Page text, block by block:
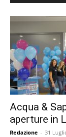
Acqua &
aperture in
Redazione - 31